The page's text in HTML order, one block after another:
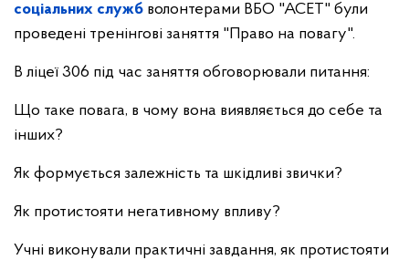
соціальних служб волонтерами ВБО "АСЕТ" були
проведені тренінгові заняття "Право на повагу".
В ліцеї 306 під час заняття обговорювали питання:
Що таке повага, в чому вона виявляється до себе та
інших?
Як формується залежність та шкідливі звички?
Як протистояти негативному впливу?
Учні виконували практичні завдання, як протистояти